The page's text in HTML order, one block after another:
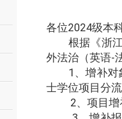
各位2024级本
根据《浙
外法治（英语-
1 、增补
士学位项目分
2、项目